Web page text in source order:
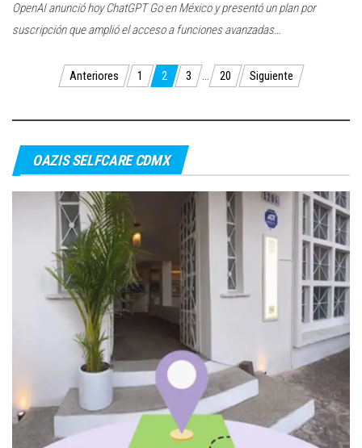
OpenAI anunció hoy ChatGPT Go en México y presentó un plan por
suscripción que amplió el acceso a funciones avanzadas…
Paginación
Anteriores 1 2 3 … 20 Siguiente
OAZIS SELFCARE CDMX